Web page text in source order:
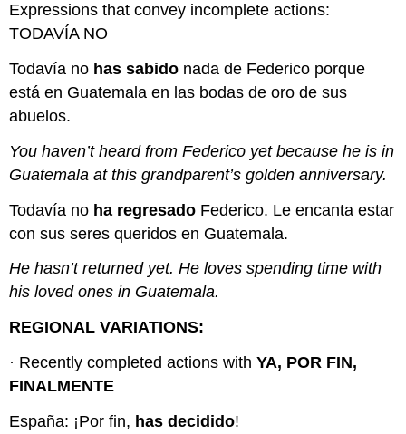
Expressions that convey incomplete actions:
TODAVÍA NO
Todavía no has sabido nada de Federico porque
está en Guatemala en las bodas de oro de sus
abuelos.
You haven’t heard from Federico yet because he is in
Guatemala at this grandparent’s golden anniversary.
Todavía no ha regresado Federico. Le encanta estar
con sus seres queridos en Guatemala.
He hasn’t returned yet. He loves spending time with
his loved ones in Guatemala.
REGIONAL VARIATIONS:
· Recently completed actions withYA, POR FIN,
FINALMENTE
España: ¡Por fin, has decidido!